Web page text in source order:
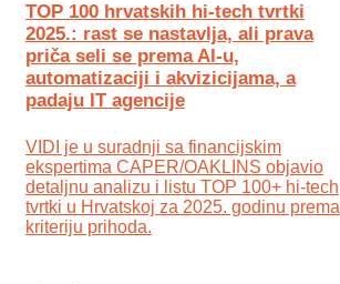
TOP 100 hrvatskih hi-tech tvrtki
2025.: rast se nastavlja, ali prava
priča seli se prema AI-u,
automatizaciji i akvizicijama, a
padaju IT agencije
VIDI je u suradnji sa financijskim
ekspertima CAPER/OAKLINS objavio
detaljnu analizu i listu TOP 100+ hi-tech
tvrtki u Hrvatskoj za 2025. godinu prema
kriteriju prihoda.